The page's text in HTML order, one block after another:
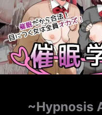
~Hypnosis